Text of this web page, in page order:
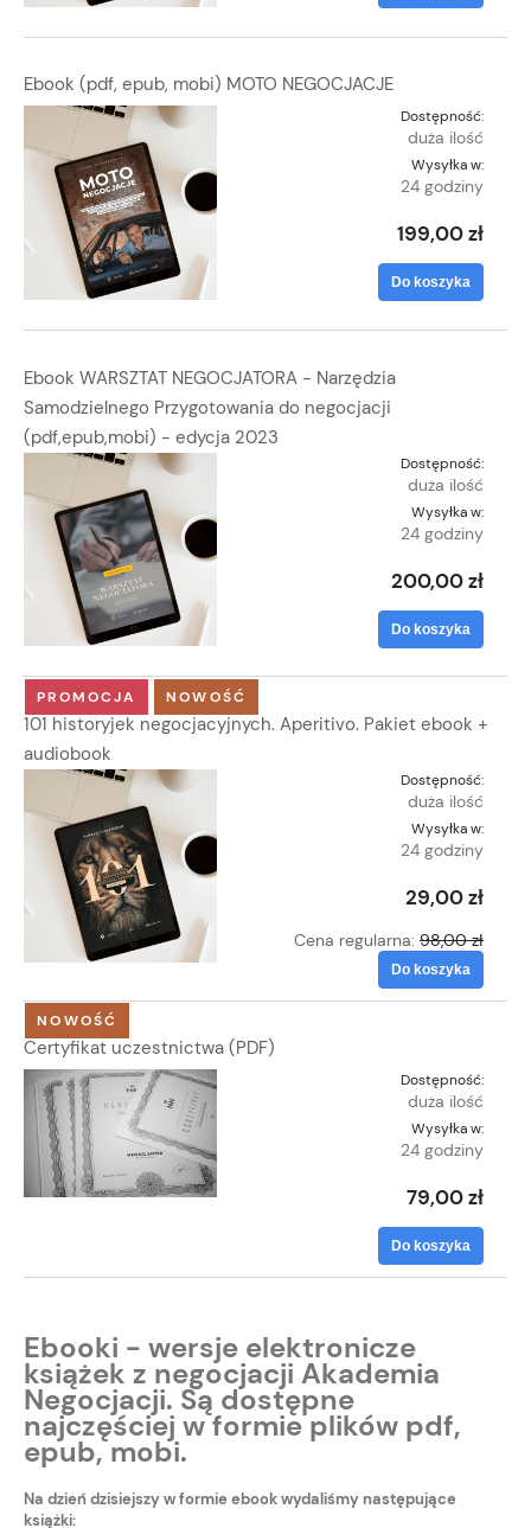
Ebook (pdf, epub, mobi) MOTO NEGOCJACJE
Dostępność:
duża ilość
Wysyłka w:
24 godziny
199,00 zł
Do koszyka
Ebook WARSZTAT NEGOCJATORA - Narzędzia
Samodzielnego Przygotowania do negocjacji
(pdf,epub,mobi) - edycja 2023
Dostępność:
duża ilość
Wysyłka w:
24 godziny
200,00 zł
Do koszyka
101 historyjek negocjacyjnych. Aperitivo. Pakiet ebook +
audiobook
Dostępność:
duża ilość
Wysyłka w:
24 godziny
29,00 zł
Cena regularna: 98,00 zł
Do koszyka
PROMOCJA NOWOŚĆ
Certyfikat uczestnictwa (PDF)
Dostępność:
duża ilość
Wysyłka w:
24 godziny
79,00 zł
Do koszyka
NOWOŚĆ
Ebooki - wersje elektronicze
książek z negocjacji Akademia
Negocjacji. Są dostępne
najczęściej w formie plików pdf,
epub, mobi.
Na dzień dzisiejszy w formie ebook wydaliśmy następujące
książki: